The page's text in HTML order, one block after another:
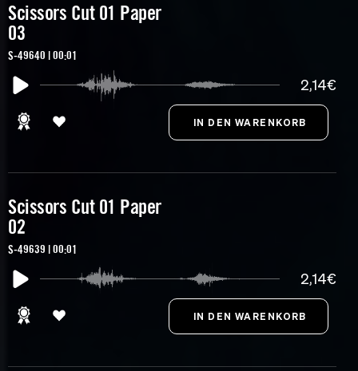
Scissors Cut 01 Paper
03
S-49640 | 00:01
2,14€
Scissors Cut 01 Paper
02
S-49639 | 00:01
2,14€